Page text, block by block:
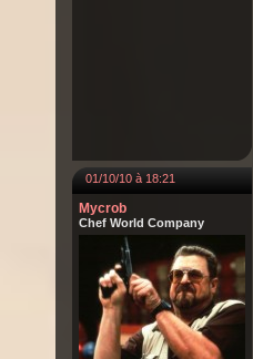
01/10/10 à 18:21
Mycrob
Chef World Company